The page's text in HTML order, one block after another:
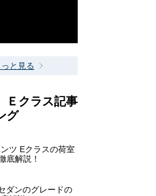
と見る
クラス記事
グ
ツ Eクラスの荷室
底解説！
ダンのグレードの